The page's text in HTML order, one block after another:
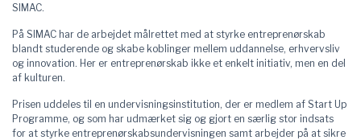
SIMAC.
På SIMAC har de arbejdet målrettet med at styrke entreprenørskab
blandt studerende og skabe koblinger mellem uddannelse, erhvervsliv
og innovation. Her er entreprenørskab ikke et enkelt initiativ, men en del
af kulturen.
Prisen uddeles til en undervisningsinstitution, der er medlem af Start Up
Programme, og som har udmærket sig og gjort en særlig stor indsats
for at styrke entreprenørskabsundervisningen samt arbejder på at sikre